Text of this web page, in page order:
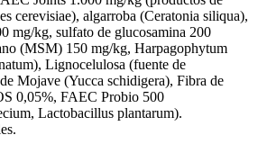
cerevisiae), algarroba (Ceratonia siliqua),
mg/kg, sulfato de glucosamina 200
(MSM) 150 mg/kg, Harpagophytum
Lignocelulosa (fuente de
Mojave (Yucca schidigera), Fibra de
0,05%, FAEC Probio 500
Lactobacillus plantarum).